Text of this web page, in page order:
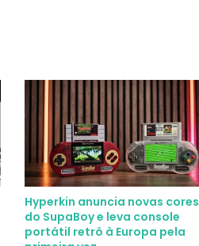
Hyperkin anuncia novas cores
do SupaBoy e leva console
portátil retrô à Europa pela